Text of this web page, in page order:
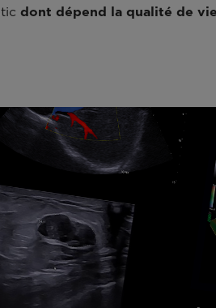
dont dépend la qualité de